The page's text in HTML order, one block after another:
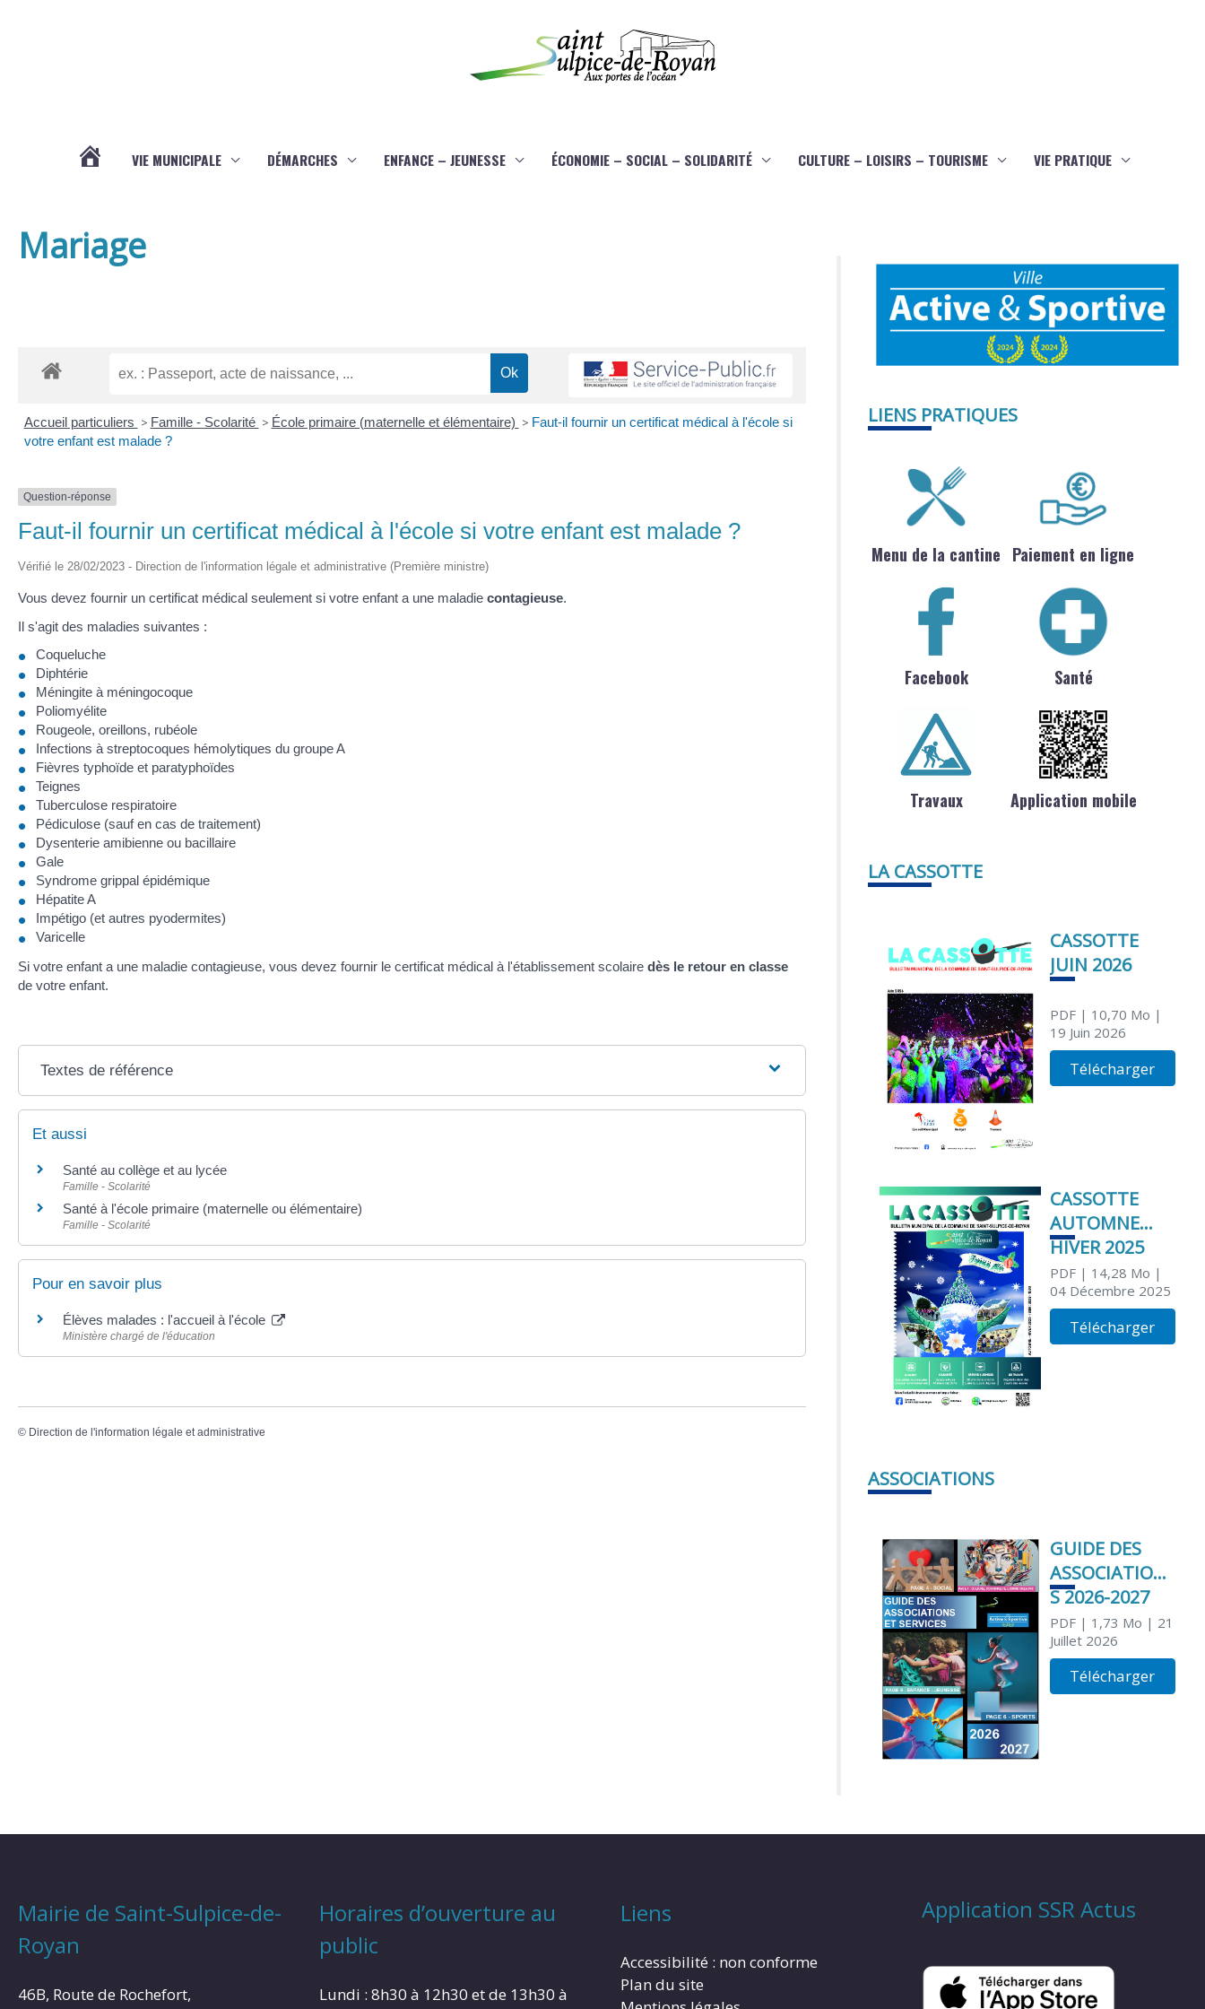
VIE MUNICIPALE DÉMARCHES ENFANCE – JEUNESSE ÉCONOMIE – SOCIAL – SOLIDARITÉ CULTURE – LOISIRS – TOURISME VIE PRATIQUE
Mariage
Accueil particuliers > Famille - Scolarité > École primaire (maternelle et élémentaire) > Faut-il fournir un certificat médical à l'école si
votre enfant est malade ?
Question-réponse
Faut-il fournir un certificat médical à l'école si votre enfant est malade ?
Vérifié le 28/02/2023 - Direction de l'information légale et administrative (Première ministre)
Vous devez fournir un certificat médical seulement si votre enfant a une maladie contagieuse.
Il s'agit des maladies suivantes :
Coqueluche
Diphtérie
Méningite à méningocoque
Poliomyélite
Rougeole, oreillons, rubéole
Infections à streptocoques hémolytiques du groupe A
Fièvres typhoïde et paratyphoïdes
Teignes
Tuberculose respiratoire
Pédiculose (sauf en cas de traitement)
Dysenterie amibienne ou bacillaire
Gale
Syndrome grippal épidémique
Hépatite A
Impétigo (et autres pyodermites)
Varicelle
Si votre enfant a une maladie contagieuse, vous devez fournir le certificat médical à l'établissement scolaire dès le retour en classe
de votre enfant.
Textes de référence
Et aussi
Santé au collège et au lycée
Famille - Scolarité
Santé à l'école primaire (maternelle ou élémentaire)
Famille - Scolarité
Pour en savoir plus
Élèves malades : l'accueil à l'école
Ministère chargé de l'éducation
© Direction de l'information légale et administrative
LIENS PRATIQUES
Menu de la cantine Paiement en ligne
Facebook Santé
Travaux Application mobile
LA CASSOTTE
CASSOTTE
JUIN 2026
PDF| 10,70 Mo |
19 Juin 2026
Télécharger
CASSOTTE
AUTOMNE
HIVER 2025
PDF| 14,28 Mo |
04 Décembre 2025
Télécharger
ASSOCIATIONS
GUIDE DES
ASSOCIATION
S 2026-2027
PDF| 1,73 Mo | 21
Juillet 2026
Télécharger
Mairie de Saint-Sulpice-de-
Royan
46B, Route de Rochefort,
Horaires d’ouverture au
public
Lundi : 8h30 à 12h30 et de 13h30 à
Liens
Accessibilité : non conforme
Plan du site
Application SSR Actus